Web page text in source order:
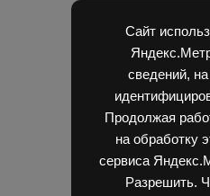
Сайт
сведений,
Продолжая
на обработку
сервиса
Разрешить.
Румыния
Форсунка
двигателя
3900
PERKINS
оригинал
quantity
Категории:
ТНВД 2500/3900